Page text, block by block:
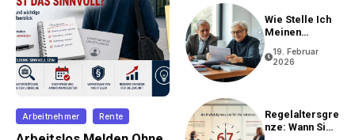
Arbeitnehmer Rente
Wie Stelle Ich
Meinen
19. Februar
2026
Regelaltersgre
Nze: Wann Sie